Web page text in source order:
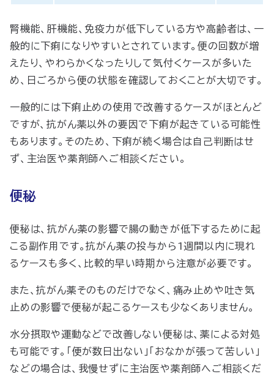
腎機能、肝機能、免疫力が低下している方や高齢者は、一
般的に下痢になりやすいとされています。便の回数が増
えたり、やわらかくなったりして気付くケースが多いた
め、日ごろから便の状態を確認しておくことが大切です。
一般的には下痢止めの使用で改善するケースがほとんど
ですが、抗がん薬以外の要因で下痢が起きている可能性
もあります。そのため、下痢が続く場合は自己判断はせ
ず、主治医や薬剤師へご相談ください。
便秘
便秘は、抗がん薬の影響で腸の動きが低下するために起
こる副作用です。抗がん薬の投与から1週間以内に現れ
るケースも多く、比較的早い時期から注意が必要です。
また、抗がん薬そのものだけでなく、痛み止めや吐き気
止めの影響で便秘が起こるケースも少なくありません。
水分摂取や運動などで改善しない便秘は、薬による対処
も可能です。「便が数日出ない」「おなかが張って苦しい」
などの場合は、我慢せずに主治医や薬剤師へご相談くだ